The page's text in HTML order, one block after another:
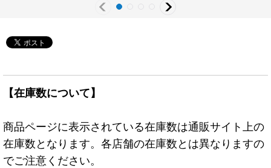
【在庫数について】
商品ページに表示されている在庫数は通販サイト上の
在庫数となります。各店舗の在庫数とは異なりますの
でご注意ください。